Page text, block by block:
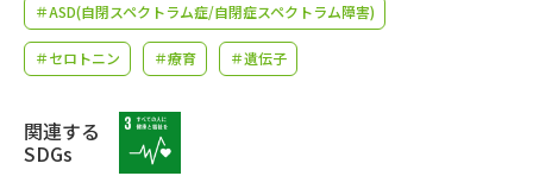
学問のミニ講義「夢ナビ講義」 学問分野解説
＃ASD(自閉スペクトラム症/自閉症スペクトラム障害)
＃セロトニン ＃療育 ＃遺伝子
関連する
SDGs